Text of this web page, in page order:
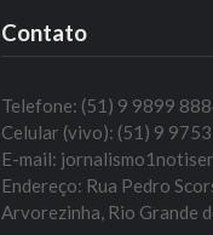
Contato
Telefone: (51) 9 9899
Celular (vivo): (51) 9
E-mail:
Endereço: Rua Pedro
Arvorezinha, Rio Grande